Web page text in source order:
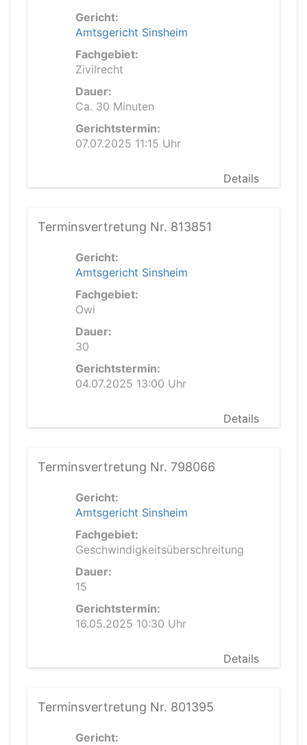
Gericht:
Amtsgericht Sinsheim
Fachgebiet:
Zivilrecht
Dauer:
Ca. 30 Minuten
Gerichtstermin:
07.07.2025 11:15 Uhr
Details
Terminsvertretung Nr. 813851
Gericht:
Amtsgericht Sinsheim
Fachgebiet:
Owi
Dauer:
30
Gerichtstermin:
04.07.2025 13:00 Uhr
Details
Terminsvertretung Nr. 798066
Gericht:
Amtsgericht Sinsheim
Fachgebiet:
Geschwindigkeitsüberschreitung
Dauer:
15
Gerichtstermin:
16.05.2025 10:30 Uhr
Details
Terminsvertretung Nr. 801395
Gericht: